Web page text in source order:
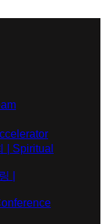
| Spiritual
|